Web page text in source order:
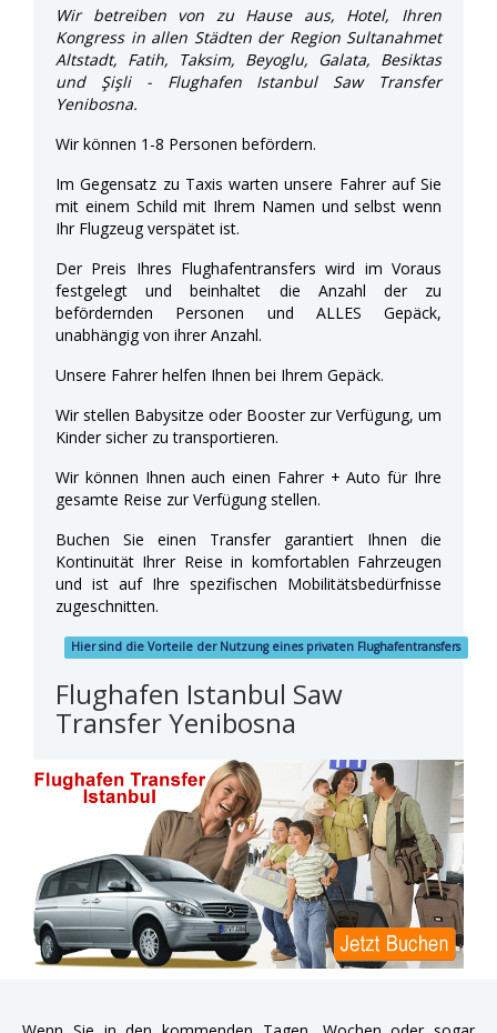
Wir betreiben von zu Hause aus, Hotel, Ihren
Kongress in allen Städten der Region Sultanahmet
Altstadt, Fatih, Taksim, Beyoglu, Galata, Besiktas
und Şişli - Flughafen Istanbul Saw Transfer
Yenibosna.
Wir können 1-8 Personen befördern.
Im Gegensatz zu Taxis warten unsere Fahrer auf Sie
mit einem Schild mit Ihrem Namen und selbst wenn
Ihr Flugzeug verspätet ist.
Der Preis Ihres Flughafentransfers wird im Voraus
festgelegt und beinhaltet die Anzahl der zu
befördernden Personen und ALLES Gepäck,
unabhängig von ihrer Anzahl.
Unsere Fahrer helfen Ihnen bei Ihrem Gepäck.
Wir stellen Babysitze oder Booster zur Verfügung, um
Kinder sicher zu transportieren.
Wir können Ihnen auch einen Fahrer + Auto für Ihre
gesamte Reise zur Verfügung stellen.
Buchen Sie einen Transfer garantiert Ihnen die
Kontinuität Ihrer Reise in komfortablen Fahrzeugen
und ist auf Ihre spezifischen Mobilitätsbedürfnisse
zugeschnitten.
Hier sind die Vorteile der Nutzung eines privaten Flughafentransfers
Flughafen Istanbul Saw
Transfer Yenibosna